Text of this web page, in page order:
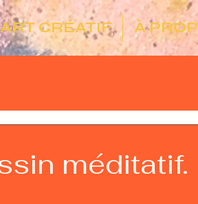
ART CRÉATIF À
méditatif.